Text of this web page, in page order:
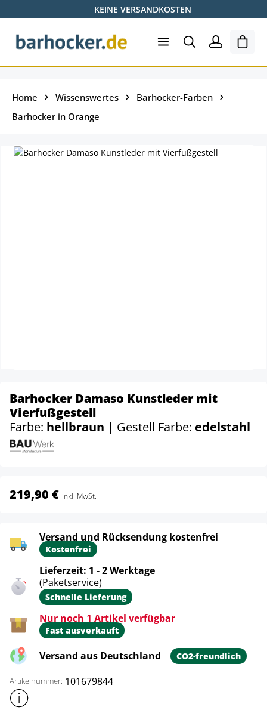
Zum Hauptinhalt springenKEINE VERSANDKOSTEN
Home Wissenswertes
Barhocker-Farben
Barhocker in Orange
Barhocker Damaso Kunstleder mit
Vierfußgestell
Farbe: hellbraun | Gestell Farbe: edelstahl
219,90 € inkl. MwSt.
Versand und Rücksendung kostenfrei
Kostenfrei
Lieferzeit: 1 - 2 Werktage
(Paketservice)
Schnelle Lieferung
Nur noch 1 Artikel verfügbar
Fast ausverkauft
Versand aus Deutschland CO2-freundlich
Artikelnummer: 101679844
Weitere Produktinformationen anzeigen